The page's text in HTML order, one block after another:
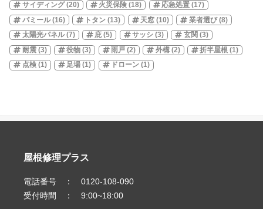
サイディング(20) 火災保険 (18) 応急処置 (17)
パミール(16) トタン (13) 天窓 (10) 業者選び(8)
太陽光パネル(7) 庇 (5) サッシ (3) 玄関 (3)
耐震(3) 役物 (3) 雨戸 (2) 外構(2) 折半屋根 (1)
点検(1) 足場 (1) ドローン (1)
屋根修理プラス
電話番号 ： 0120-108-090
受付時間 ： 9:00~18:00